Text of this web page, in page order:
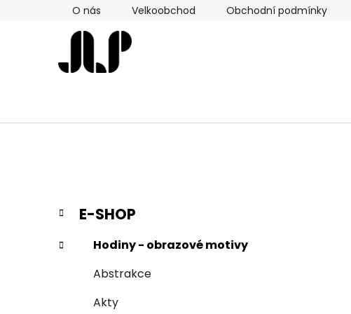
O nás Velkoobchod Obchodní podmínky
P
s
Přeskočit
kategorie
K
a
t
e
E-SHOP
Hodiny - obrazové motivy
Abstrakce
Akty